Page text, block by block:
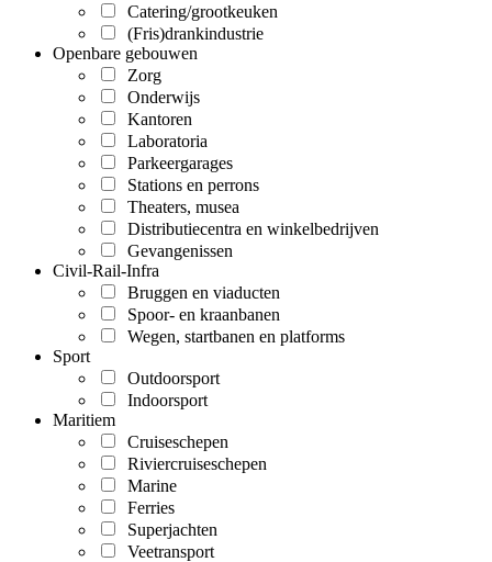
Catering/grootkeuken
(Fris)drankindustrie
Openbare gebouwen
Zorg
Onderwijs
Kantoren
Laboratoria
Parkeergarages
Stations en perrons
Theaters, musea
Distributiecentra en winkelbedrijven
Gevangenissen
Civil-Rail-Infra
Bruggen en viaducten
Spoor- en kraanbanen
Wegen, startbanen en platforms
Sport
Outdoorsport
Indoorsport
Maritiem
Cruiseschepen
Riviercruiseschepen
Marine
Ferries
Superjachten
Veetransport